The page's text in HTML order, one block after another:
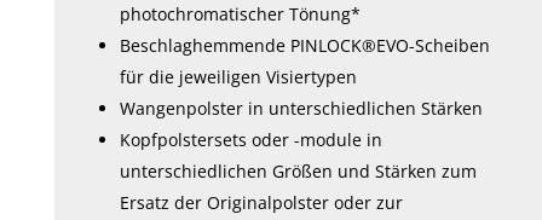
photochromatischer Tönung*
Beschlaghemmende PINLOCK®EVO-Scheiben
für die jeweiligen Visiertypen
Wangenpolster in unterschiedlichen Stärken
Kopfpolstersets oder -module in
unterschiedlichen Größen und Stärken zum
Ersatz der Originalpolster oder zur